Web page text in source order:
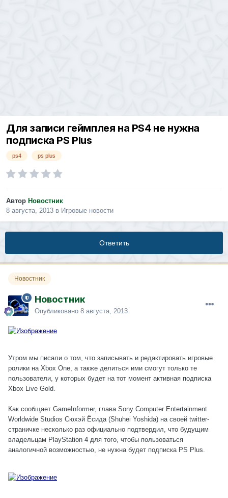
Для записи геймплея на PS4 не нужна
подписка PS Plus
ps4 ps plus
Автор Новостник
8 августа, 2013 в Игровые новости
Ответить
Новостник
Новостник
Опубликовано 8 августа, 2013
Утром мы писали о том, что записывать и редактировать игровые
ролики на Xbox One, а также делиться ими смогут только те
пользователи, у которых будет на тот момент активная подписка
Xbox Live Gold.
Как сообщает GameInformer, глава Sony Computer Entertainment
Worldwide Studios Сюхэй Ёсида (Shuhei Yoshida) на своей twitter-
страничке несколько раз официально подтвердил, что будущим
владельцам PlayStation 4 для того, чтобы пользоваться
аналогичной возможностью, не нужна будет подписка PS Plus.